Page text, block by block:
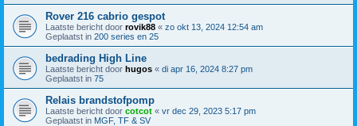
Rover 216 cabrio gespot
Laatste bericht door rovik88 « zo okt 13, 2024 12:54 am
Geplaatst in 200 series en 25
bedrading High Line
Laatste bericht door hugos « di apr 16, 2024 8:27 pm
Geplaatst in 75
Relais brandstofpomp
Laatste bericht door cotcot « vr dec 29, 2023 5:17 pm
Geplaatst in MGF, TF & SV